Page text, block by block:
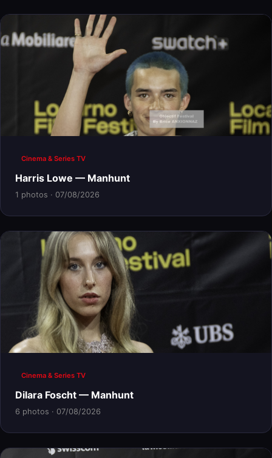
Cinema & Series TV
Harris Lowe — Manhunt
1 photos · 07/08/2026
Cinema & Series TV
Dilara Foscht — Manhunt
6 photos · 07/08/2026